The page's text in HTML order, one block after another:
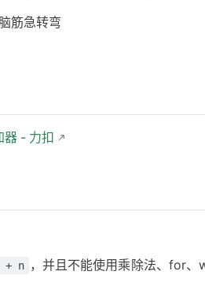
筋急转弯
器 - 力扣
n ，并且不能使用乘除法、for